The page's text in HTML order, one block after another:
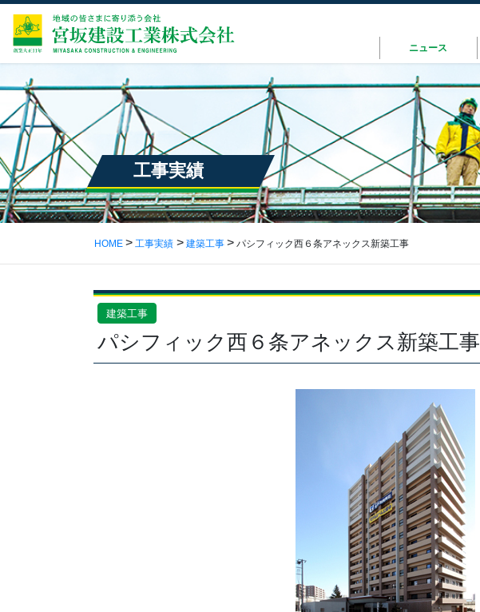
ニュース
工事実績
HOME 工事実績 建築工事 パシフィック西６条アネックス新築工事
建築工事
パシフィック西６条アネックス新築工事